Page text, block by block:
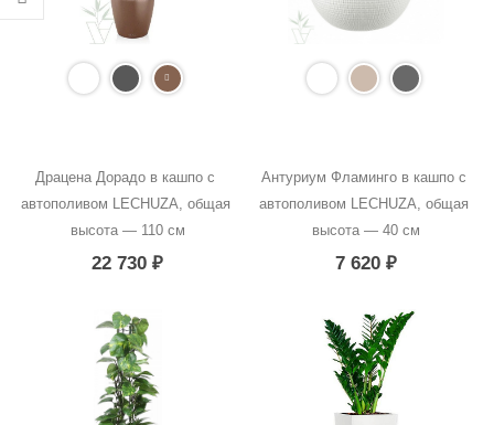
Драцена Дорадо в кашпо с
автополивом LECHUZA, общая
высота — 110 см
22 730₽
Антуриум Фламинго в кашпо с
автополивом LECHUZA, общая
высота — 40 см
7 620₽